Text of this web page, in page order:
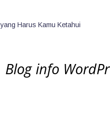
Harus Kamu Ketahui
Blog info